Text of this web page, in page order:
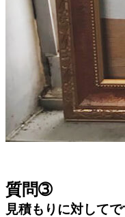
質問➂
見積もりに対して